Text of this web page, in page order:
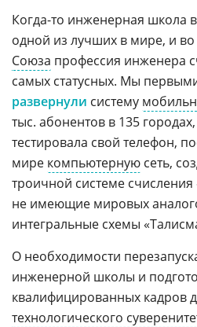
Когда-то инженерная школа
одной из лучших в мире, и
Союза профессия инженера
самых статусных. Мы
развернули систему
тыс. абонентов в 135 городах,
тестировала свой телефон,
мире компьютерную сеть,
троичной системе счисления
не имеющие мировых
интегральные схемы
О необходимости
инженерной школы и
квалифицированных кадров
технологического